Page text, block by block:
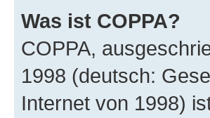
Was ist COPPA?
COPPA,
1998 (deutsch:
Internet von 1998)